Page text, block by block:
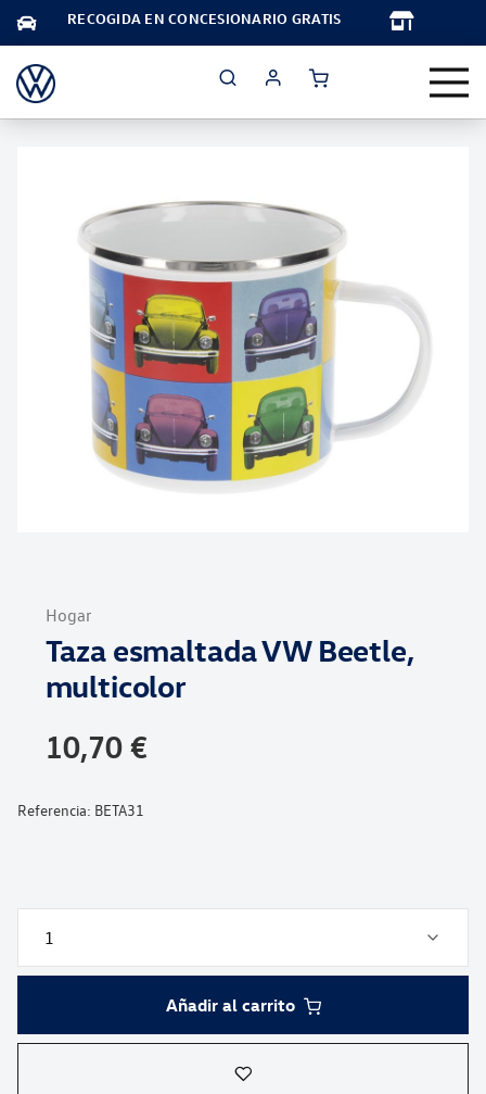
RECOGIDA EN CONCESIONARIO GRATIS
Hogar
Taza esmaltada VW Beetle,
multicolor
10,70 €
Referencia: BETA31
Añadir al carrito
comienzo
galería
imágenes